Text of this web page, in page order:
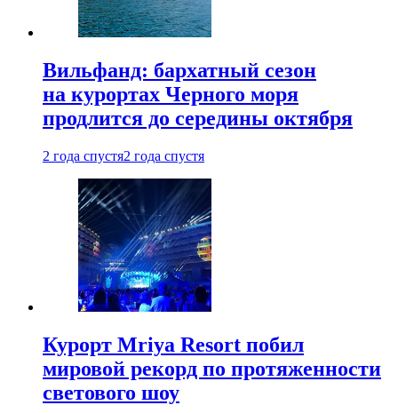
Вильфанд: бархатный сезон
на курортах Черного моря
продлится до середины октября
2 года спустя2 года спустя
Курорт Mriya Resort побил
мировой рекорд по протяженности
светового шоу